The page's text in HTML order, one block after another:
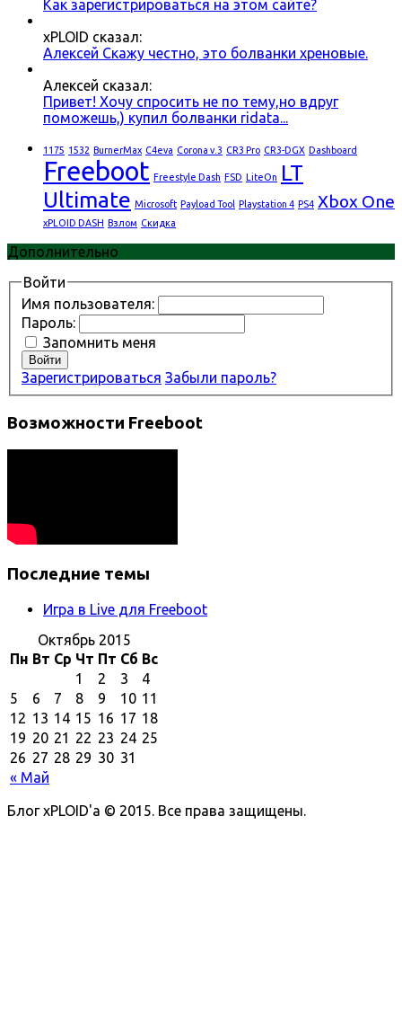
Как зарегистрироваться на этом сайте?
xPLOID сказал:
Алексей Скажу честно, это болванки хреновые.
Алексей сказал:
Привет! Хочу спросить не по тему,но вдруг
поможешь,) купил болванки ridata...
1175 1532 BurnerMax C4eva Corona v.3 CR3 Pro CR3-DGX Dashboard
Freeboot Freestyle Dash FSD LiteOn LT
Ultimate Microsoft Payload Tool Playstation 4 PS4 Xbox One
xPLOID DASH Взлом Скидка
Дополнительно
Войти
Имя пользователя:
Пароль:
Запомнить меня
Войти
Зарегистрироваться Забыли пароль?
Возможности Freeboot
Последние темы
Игра в Live для Freeboot
Октябрь 2015
Пн Вт Ср Чт Пт Сб Вс
« Май
1 2 3
4
5
6 7 8 9 10 11
12 13 14 15 16 17 18
19 20 21 22 23 24 25
26 27 28 29 30 31
Блог xPLOID'a © 2015. Все права защищены.